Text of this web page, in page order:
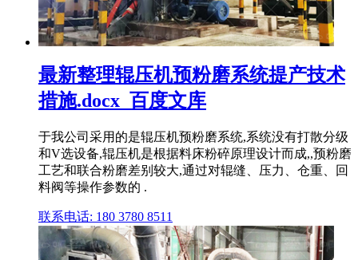
最新整理辊压机预粉磨系统提产技术
措施.docx_百度文库
于我公司采用的是辊压机预粉磨系统,系统没有打散分级
和V选设备,辊压机是根据料床粉碎原理设计而成,,预粉磨
工艺和联合粉磨差别较大,通过对辊缝、压力、仓重、回
料阀等操作参数的 .
联系电话: 180 3780 8511